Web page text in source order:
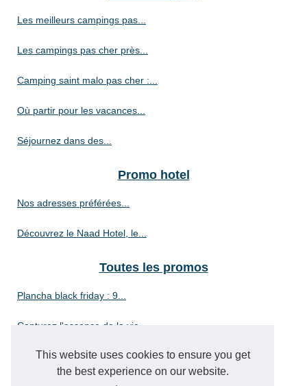
This website uses cookies to ensure you get
the best experience on our website.
Les meilleurs campings pas...
Les campings pas cher près...
Camping saint malo pas cher :...
Où partir pour les vacances...
Séjournez dans des...
Promo hotel
Nos adresses préférées...
Découvrez le Naad Hotel, le...
Toutes les promos
Plancha black friday : 9...
Capturez l'essence de la vie...
Où peut-on trouver des...